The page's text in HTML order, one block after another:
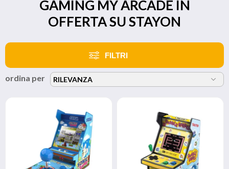
GAMING MY ARCADE IN
OFFERTA SU STAYON
FILTRI
ordina per